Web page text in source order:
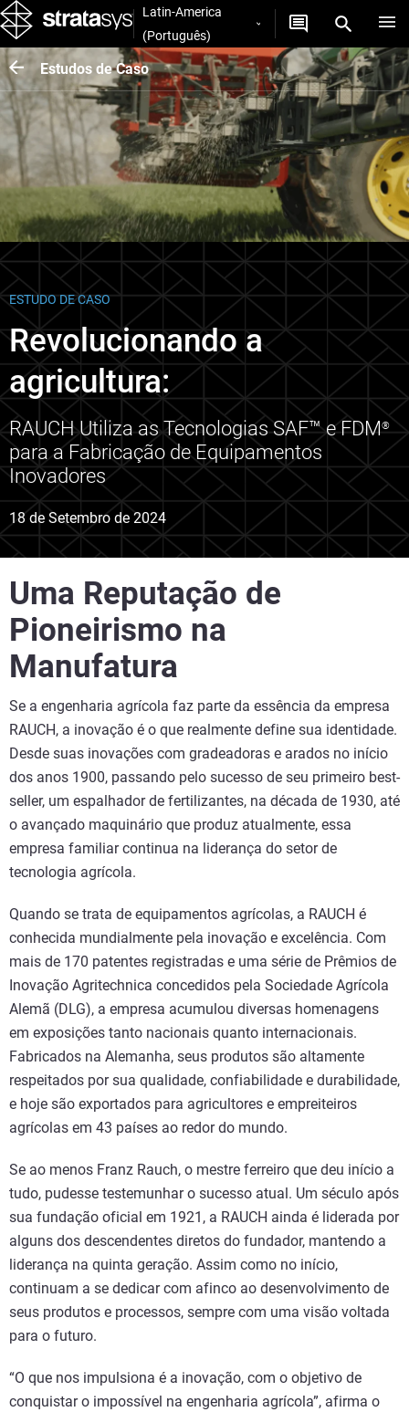
Latin-America
(Português)
Estudos de Caso
ESTUDO DE CASO
Revolucionando a
agricultura:
RAUCH Utiliza as Tecnologias SAF™ e FDM®
para a Fabricação de Equipamentos
Inovadores
18 de Setembro de 2024
Uma Reputação de
Pioneirismo na
Manufatura
Se a engenharia agrícola faz parte da essência da empresa
RAUCH, a inovação é o que realmente define sua identidade.
Desde suas inovações com gradeadoras e arados no início
dos anos 1900, passando pelo sucesso de seu primeiro best-
seller, um espalhador de fertilizantes, na década de 1930, até
o avançado maquinário que produz atualmente, essa
empresa familiar continua na liderança do setor de
tecnologia agrícola.
Quando se trata de equipamentos agrícolas, a RAUCH é
conhecida mundialmente pela inovação e excelência. Com
mais de 170 patentes registradas e uma série de Prêmios de
Inovação Agritechnica concedidos pela Sociedade Agrícola
Alemã (DLG), a empresa acumulou diversas homenagens
em exposições tanto nacionais quanto internacionais.
Fabricados na Alemanha, seus produtos são altamente
respeitados por sua qualidade, confiabilidade e durabilidade,
e hoje são exportados para agricultores e empreiteiros
agrícolas em 43 países ao redor do mundo.
Se ao menos Franz Rauch, o mestre ferreiro que deu início a
tudo, pudesse testemunhar o sucesso atual. Um século após
sua fundação oficial em 1921, a RAUCH ainda é liderada por
alguns dos descendentes diretos do fundador, mantendo a
liderança na quinta geração. Assim como no início,
continuam a se dedicar com afinco ao desenvolvimento de
seus produtos e processos, sempre com uma visão voltada
para o futuro.
“O que nos impulsiona é a inovação, com o objetivo de
conquistar o impossível na engenharia agrícola”, afirma o